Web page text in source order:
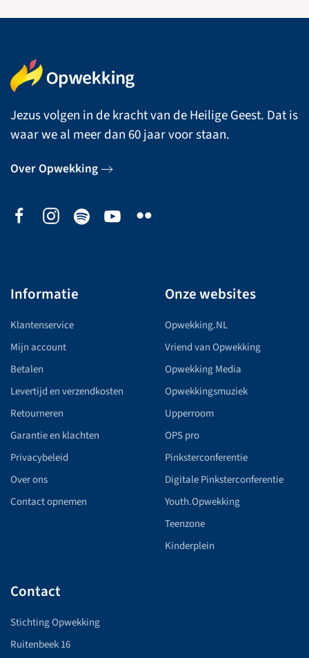
Jezus volgen in de kracht van de Heilige Geest. Dat is
waar we al meer dan 60 jaar voor staan.
Over Opwekking
Informatie
Klantenservice
Mijn account
Betalen
Levertijd en verzendkosten
Retourneren
Garantie en klachten
Privacybeleid
Over ons
Contact opnemen
Onze websites
Opwekking.NL
Vriend van Opwekking
Opwekking Media
Opwekkingsmuziek
Upperroom
OPS pro
Pinksterconferentie
Digitale Pinksterconferentie
Youth.Opwekking
Teenzone
Kinderplein
Contact
Stichting Opwekking
Ruitenbeek 16